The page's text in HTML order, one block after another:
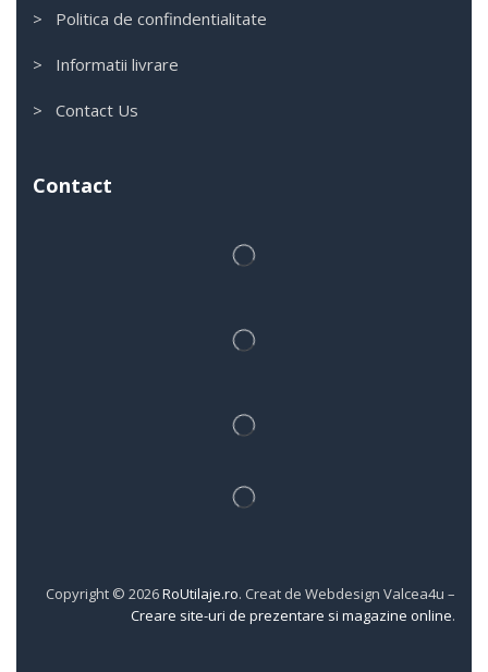
> Politica de confindentialitate
> Informatii livrare
> Contact Us
Contact
Copyright © 2026RoUtilaje.ro. Creat de Webdesign Valcea4u –
Creare site-uri de prezentare si magazine online.